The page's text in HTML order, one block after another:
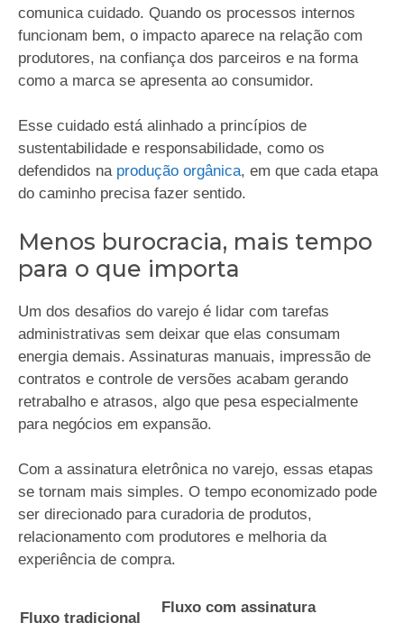
comunica cuidado. Quando os processos internos
funcionam bem, o impacto aparece na relação com
produtores, na confiança dos parceiros e na forma
como a marca se apresenta ao consumidor.
Esse cuidado está alinhado a princípios de
sustentabilidade e responsabilidade, como os
defendidos na produção orgânica, em que cada etapa
do caminho precisa fazer sentido.
Menos burocracia, mais tempo
para o que importa
Um dos desafios do varejo é lidar com tarefas
administrativas sem deixar que elas consumam
energia demais. Assinaturas manuais, impressão de
contratos e controle de versões acabam gerando
retrabalho e atrasos, algo que pesa especialmente
para negócios em expansão.
Com a assinatura eletrônica no varejo, essas etapas
se tornam mais simples. O tempo economizado pode
ser direcionado para curadoria de produtos,
relacionamento com produtores e melhoria da
experiência de compra.
Fluxo tradicional
Fluxo com assinatura